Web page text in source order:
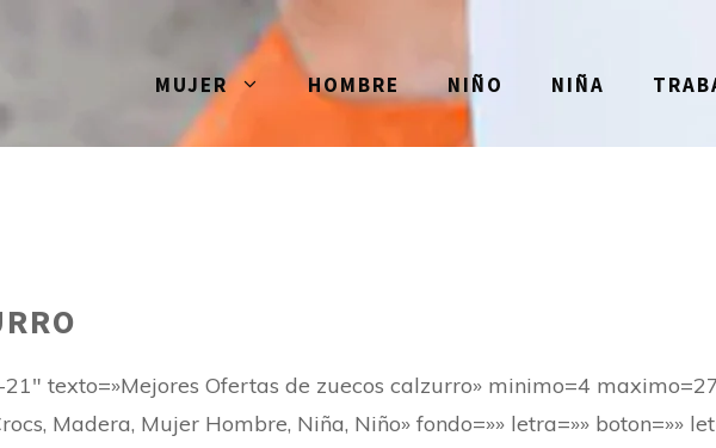
MUJER HOMBRE NIÑO NIÑA
21″ texto=»Mejores Ofertas de zuecos calzurro» minimo=4
Madera, Mujer Hombre, Niña, Niño» fondo=»» letra=»» boton=»»